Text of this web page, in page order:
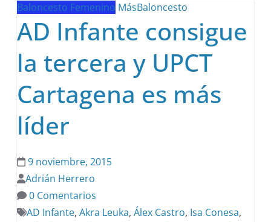
Baloncesto Femenino MásBaloncesto
AD Infante consigue
la tercera y UPCT
Cartagena es más
líder
9 noviembre, 2015
Adrián Herrero
0 Comentarios
AD Infante,Akra Leuka,Álex Castro, Isa Conesa,